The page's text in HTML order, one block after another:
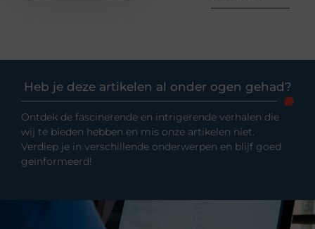
Heb je deze artikelen al onder ogen gehad?
Ontdek de fascinerende en intrigerende verhalen die
wij te bieden hebben en mis onze artikelen niet.
Verdiep je in verschillende onderwerpen en blijf goed
geïnformeerd!